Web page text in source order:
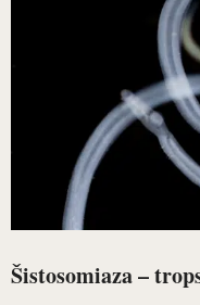
Šistosomiaza –